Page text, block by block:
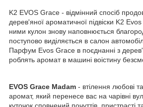
K2 EVOS Grace - відмінний спосіб
дерев'яної ароматичної підвіски K2
ними кулон знову наповнюється
поступово виділяється в салон
Парфум Evos Grace в поєднанні з
роблять аромат в машині воістину
EVOS Grace Madam - втілення любові
аромат, який перенесе вас на чарівні
куточок сповнений почуттів, пристрасті